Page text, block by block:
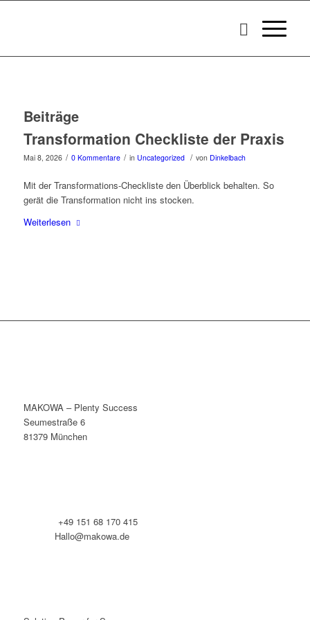
Beiträge
Transformation Checkliste der Praxis
Mai 8, 2026 / 0 Kommentare / in Uncategorized / von Dinkelbach
Mit der Transformations-Checkliste den Überblick behalten. So
gerät die Transformation nicht ins stocken.
Weiterlesen
MAKOWA – Plenty Success
Seumestraße 6
81379 München
+49 151 68 170 415
Hallo@makowa.de